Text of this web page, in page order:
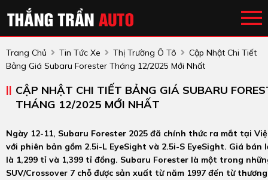
Trang Chủ Tin Tức Xe Thị Trường Ô Tô
Cập Nhật Chi Tiết
Bảng Giá Subaru Forester Tháng 12/2025 Mới Nhất
CẬP NHẬT CHI TIẾT BẢNG GIÁ SUBARU
THÁNG 12/2025 MỚI NHẤT
Ngày 12-11, Subaru Forester 2025 đã chính thức ra mắt tại
với phiên bản gồm 2.5i-L EyeSight và 2.5i-S EyeSight. Giá bán
là 1,299 tỉ và 1,399 tỉ đồng. Subaru Forester là một trong
SUV/Crossover 7 chỗ được sản xuất từ ​​năm 1997 đến từ